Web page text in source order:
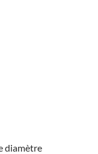
diamètre